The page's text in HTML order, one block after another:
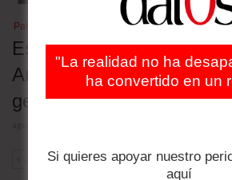
Patrimonio cultural
Estudio revela geoglifos
Amazonia y revive
geometría de Pitágoras
SIG
"La realidad no ha
ha convertido en un
Si quieres apoyar nuestro
aquí